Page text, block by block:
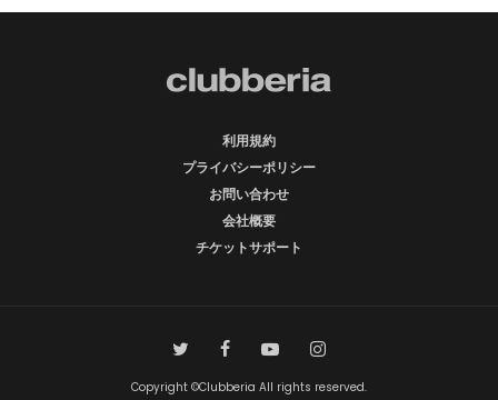
利用規約
プライバシーポリシー
お問い合わせ
会社概要
チケットサポート
Copyright ©Clubberia All rights reserved.